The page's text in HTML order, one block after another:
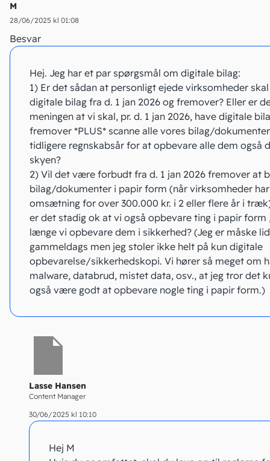
M
28/06/2025 kl 01:08
Besvar
Hej. Jeg har et par spørgsmål om digitale bilag:
1) Er det sådan at personligt ejede virksomheder
digitale bilag fra d. 1 jan 2026 og fremover? Eller er
meningen at vi skal, pr. d. 1 jan 2026, have digitale
fremover *PLUS* scanne alle vores bilag/
tidligere regnskabsår for at opbevare alle dem også
skyen?
2) Vil det være forbudt fra d. 1 jan 2026 fremover at
bilag/dokumenter i papir form (når virksomheder har
omsætning for over 300.000 kr. i 2 eller flere år i
er det stadig ok at vi også opbevare ting i papir form
længe vi opbevare dem i sikkerhed? (Jeg er måske
gammeldags men jeg stoler ikke helt på kun digitale
opbevarelse/sikkerhedskopi. Vi hører så meget om
malware, databrud, mistet data, osv., at jeg tror det
også være godt at opbevare nogle ting i papir form.)
Lasse Hansen
Content Manager
30/06/2025 kl 10:10
Hej M